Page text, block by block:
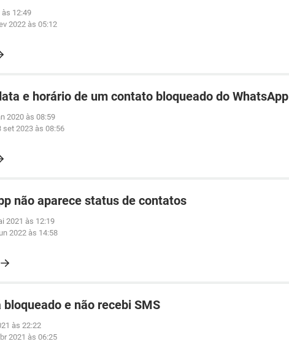
às 12:49
2022 às 05:12
e horário de um contato bloqueado do WhatsApp
2020 às 08:59
set 2023 às 08:56
não aparece status de contatos
2021 às 12:19
2022 às 14:58
bloqueado e não recebi SMS
às 22:22
2021 às 06:25